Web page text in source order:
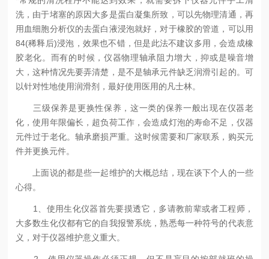
洗，由于堵塞的原因大多是蛋白凝集所致，可以先物理清通，再
用血细胞分析仪的去蛋白液浸泡就好，对于橡胶的管道，可以用
84(稀释后)浸泡，效果也不错，但是此法不建议多用，会造成橡
胶老化。而有的时候，仪器物理轴承阻力增大，抑或是噪音增
大，这种情况先要弄清楚，是不是轴承元件缺乏润滑引起的。可
以针对性地使用润滑剂，最好使用医用的凡士林。
三级保养是更换性保养，这一类的保养一般出现在仪器老
化，使用年限偏长，超负荷工作，会造成灯泡的寿命不足，仪器
元件过于老化。轴承磨损严重。这时候需要和厂家联系，购买元
件并更换元件。
上面说的都是些一起维护的大概总结，现在谈下个人的一些
心得。
1、使用生化仪器首先要摸透它，多请教前辈或者工程师，
大多数生化仪都有它的自我报警系统，熟悉每一种符号的代表意
义，对于仪器维护意义重大。